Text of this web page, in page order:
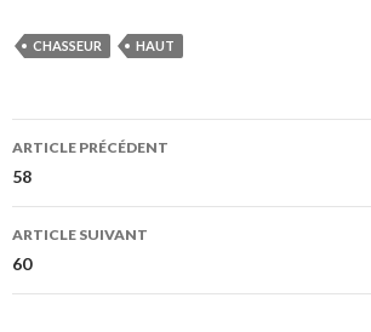
CHASSEUR HAUT
Navigation
des
articles
ARTICLE PRÉCÉDENT
58
ARTICLE SUIVANT
60